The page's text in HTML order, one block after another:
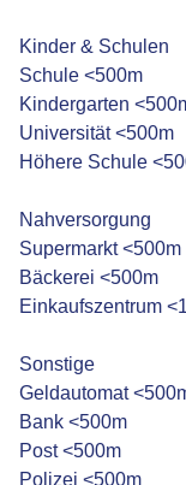
Kinder & Schulen
Schule <500m
Kindergarten
Universität <500m
Höhere Schule
Nahversorgung
Supermarkt <500m
Bäckerei <500m
Einkaufszentrum
Sonstige
Geldautomat
Bank <500m
Post <500m
Polizei <500m